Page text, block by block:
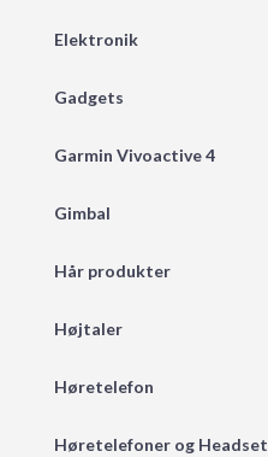
Elektronik
Gadgets
Garmin Vivoactive 4
Gimbal
Hår produkter
Højtaler
Høretelefon
Høretelefoner og Headset